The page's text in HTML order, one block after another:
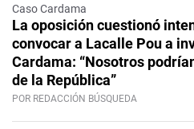
Caso Cardama
La oposición cuestionó
convocar a Lacalle Pou a
Cardama: “Nosotros
de la República”
POR REDACCIÓN BÚSQUEDA